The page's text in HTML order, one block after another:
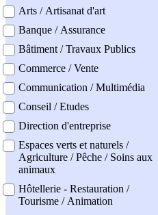
Arts / Artisanat d'art
Banque / Assurance
Bâtiment / Travaux Publics
Commerce / Vente
Communication / Multimédia
Conseil / Etudes
Direction d'entreprise
Espaces verts et naturels /
Agriculture / Pêche / Soins aux
animaux
Hôtellerie - Restauration /
Tourisme / Animation